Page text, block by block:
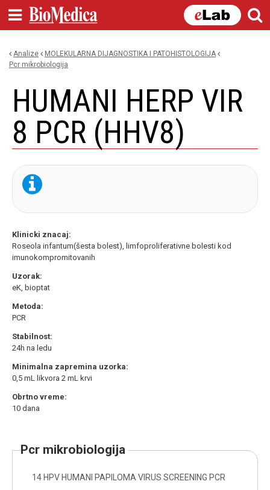
content
You are here
Analize
MOLEKULARNA DIJAGNOSTIKA I PATOHISTOLOGIJA
pcr mikrobiologija
HUMANI HERP VIR
8 PCR (HHV8)
Klinicki znacaj:
Roseola infantum(šesta bolest), limfoproliferativne bolesti kod
imunokompromitovanih
Uzorak:
eK, bioptat
Metoda:
PCR
Stabilnost:
24h na ledu
Minimalna zapremina uzorka:
0,5 mL likvora 2 mL krvi
Obrtno vreme:
10 dana
pcr mikrobiologija
14 HPV HUMANI PAPILOMA VIRUS SCREENING PCR